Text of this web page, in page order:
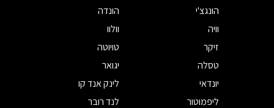
הונגצ'י
הונדה
וויה
וולוו
זיקר
טויוטה
טסלה
יגואר
יונדאי
לינק אנד קו
ליפמוטור
לנד רובר